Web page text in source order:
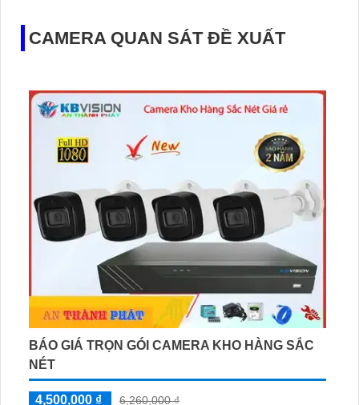
CAMERA QUAN SÁT ĐỀ XUẤT
BÁO GIÁ TRỌN GÓI CAMERA KHO HÀNG SẮC
NÉT
4,500,000 ₫
6,260,000 ₫